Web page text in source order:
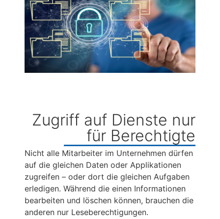
Zugriff auf Dienste nur
für Berechtigte
Nicht alle Mitarbeiter im Unternehmen dürfen
auf die gleichen Daten oder Applikationen
zugreifen – oder dort die gleichen Aufgaben
erledigen. Während die einen Informationen
bearbeiten und löschen können, brauchen die
anderen nur Leseberechtigungen.